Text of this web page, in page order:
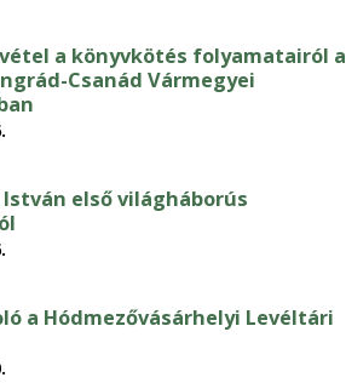
a könyvkötés folyamatairól a
Csanád Vármegyei
István első világháborús
a Hódmezővásárhelyi Levéltári